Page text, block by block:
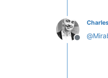
Offline
@